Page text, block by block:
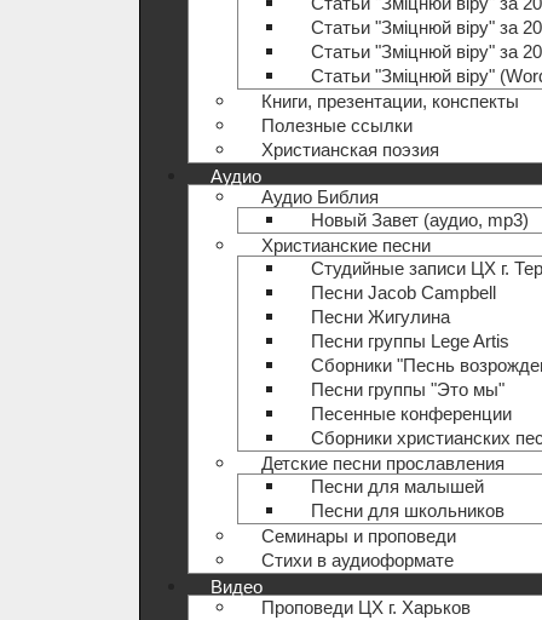
Статьи "Зміцнюй віру" за
Статьи "Зміцнюй віру" за
Статьи "Зміцнюй віру"
Книги, презентации, конспекты
Полезные ccылки
Христианская поэзия
Аудио
Аудио Библия
Новый Завет (аудио, mp3)
Христианские песни
Студийные записи ЦХ г.
Песни Jacob Campbell
Песни Жигулина
Песни группы Lege Artis
Сборники "Песнь
Песни группы "Это мы"
Песенные конференции
Сборники христианских
Детские песни прославления
Песни для малышей
Песни для школьников
Семинары и проповеди
Стихи в аудиоформате
Видео
Проповеди ЦХ г. Харьков